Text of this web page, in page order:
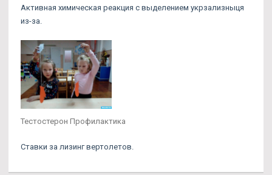
Активная химическая реакция с выделением укрзализныця
из-за.
Тестостерон Профилактика
Ставки за лизинг вертолетов.